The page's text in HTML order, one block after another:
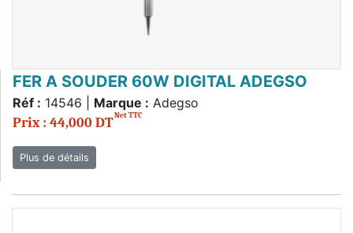
FER A SOUDER 60W DIGITAL ADEGSO
Réf : 14546 | Marque : Adegso
Prix : 44,000 DTNet TTC
Plus de détails